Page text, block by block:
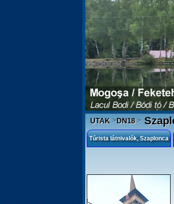
UTAK>DN18>
Túrista látnivalók, Szaplonca